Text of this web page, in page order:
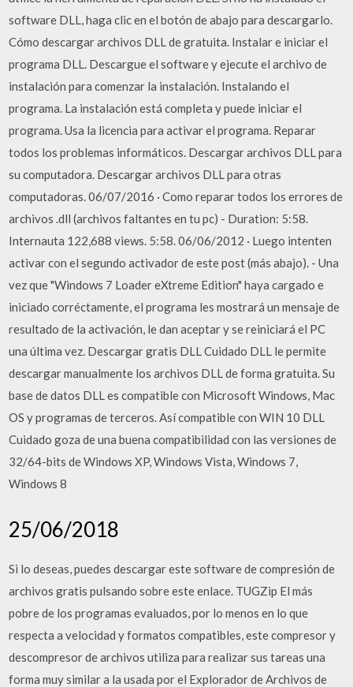
software DLL, haga clic en el botón de abajo para descargarlo.
Cómo descargar archivos DLL de gratuita. Instalar e iniciar el
programa DLL. Descargue el software y ejecute el archivo de
instalación para comenzar la instalación. Instalando el
programa. La instalación está completa y puede iniciar el
programa. Usa la licencia para activar el programa. Reparar
todos los problemas informáticos. Descargar archivos DLL para
su computadora. Descargar archivos DLL para otras
computadoras. 06/07/2016 · Como reparar todos los errores de
archivos .dll (archivos faltantes en tu pc) - Duration: 5:58.
Internauta 122,688 views. 5:58. 06/06/2012 · Luego intenten
activar con el segundo activador de este post (más abajo). - Una
vez que "Windows 7 Loader eXtreme Edition" haya cargado e
iniciado corréctamente, el programa les mostrará un mensaje de
resultado de la activación, le dan aceptar y se reiniciará el PC
una última vez. Descargar gratis DLL Cuidado DLL le permite
descargar manualmente los archivos DLL de forma gratuita. Su
base de datos DLL es compatible con Microsoft Windows, Mac
OS y programas de terceros. Así compatible con WIN 10 DLL
Cuidado goza de una buena compatibilidad con las versiones de
32/64-bits de Windows XP, Windows Vista, Windows 7,
Windows 8
25/06/2018
Si lo deseas, puedes descargar este software de compresión de
archivos gratis pulsando sobre este enlace. TUGZip El más
pobre de los programas evaluados, por lo menos en lo que
respecta a velocidad y formatos compatibles, este compresor y
descompresor de archivos utiliza para realizar sus tareas una
forma muy similar a la usada por el Explorador de Archivos de